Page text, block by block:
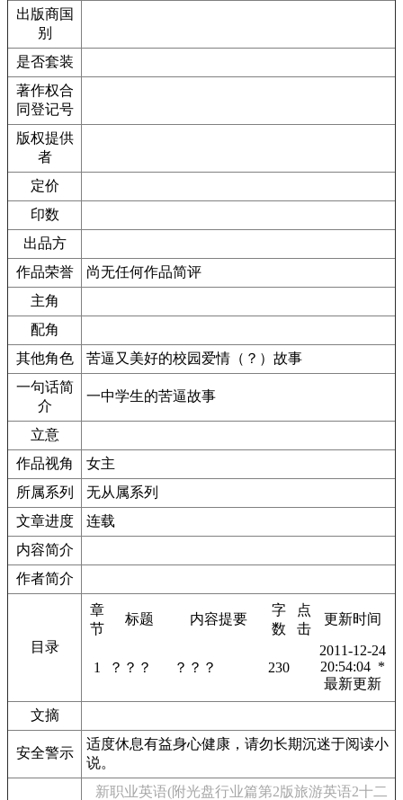
出版商国
别
是否套装
著作权合
同登记号
版权提供
者
定价
印数
出品方
作品荣誉
尚无任何作品简评
主角
配角
其他角色
苦逼又美好的校园爱情（？）故事
一句话简
介
一中学生的苦逼故事
立意
作品视角
女主
所属系列
无从属系列
文章进度
连载
内容简介
作者简介
目录
章
节
标题 内容提要
字
数
点
击
更新时间
1 ？？？ ？？？ 230
2011-12-24
20:54:04 *
最新更新
文摘
安全警示
适度休息有益身心健康，请勿长期沉迷于阅读小
说。
新职业英语(附光盘行业篇第2版旅游英语2十二